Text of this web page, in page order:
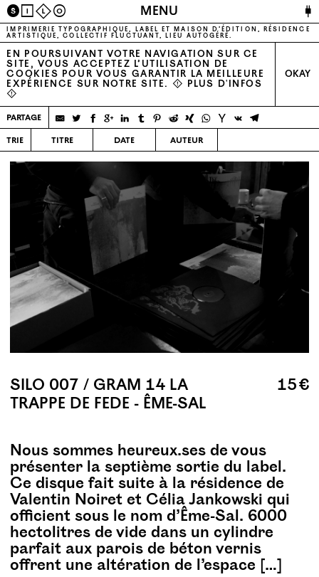
SILO MENU 🔌
IMPRIMERIE TYPOGRAPHIQUE, LABEL ET MAISON D’ÉDITION, RÉSIDENCE
ARTISTIQUE, COLLECTIF FLUCTUANT, LIEU AUTOGÉRÉ.
EN POURSUIVANT VOTRE NAVIGATION SUR CE
SITE, VOUS ACCEPTEZ L’UTILISATION DE
COOKIES POUR VOUS GARANTIR LA MEILLEURE
EXPÉRIENCE SUR NOTRE SITE. ⚠ PLUS D'INFOS
⚠
OKAY
partage
trie
titre date auteur
SILO 007 / GRAM 14 LA
TRAPPE DE FEDE - ÊME-SAL
15 €
Nous sommes heureux.ses de vous
présenter la septième sortie du label.
Ce disque fait suite à la résidence de
Valentin Noiret et Célia Jankowski qui
officient sous le nom d’Ême-Sal. 6000
hectolitres de vide dans un cylindre
parfait aux parois de béton vernis
offrent une altération de l’espace […]